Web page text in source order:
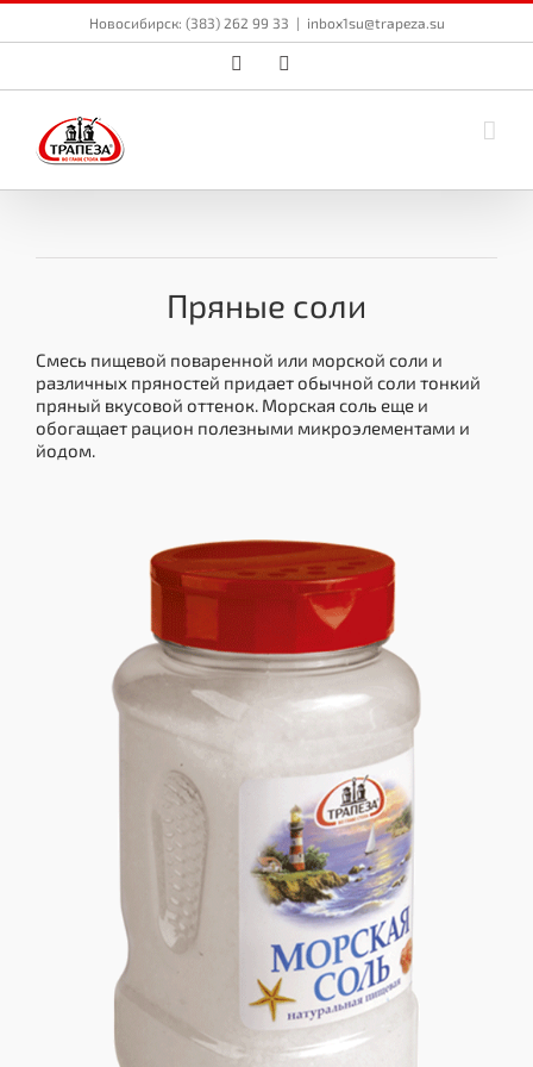
Skip
Новосибирск: (383) 262 99 33 | inbox1su@trapeza.su
Пряные соли
Смесь пищевой поваренной или морской соли и
различных пряностей придает обычной соли тонкий
пряный вкусовой оттенок. Морская соль еще и
обогащает рацион полезными микроэлементами и
йодом.